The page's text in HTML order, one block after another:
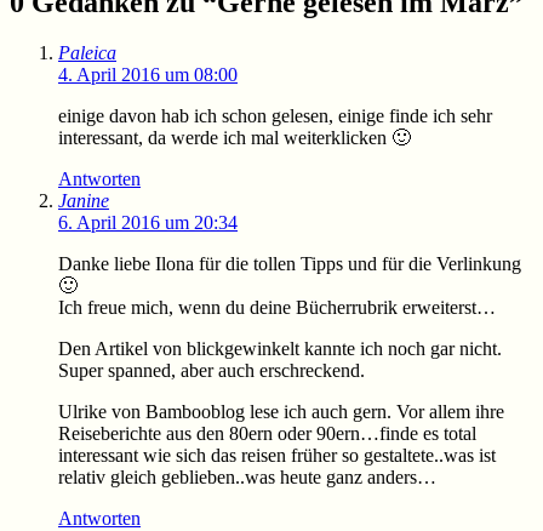
Paleica
4. April 2016 um 08:00
einige davon hab ich schon gelesen, einige finde ich sehr
interessant, da werde ich mal weiterklicken 🙂
Antworten
Janine
6. April 2016 um 20:34
Danke liebe Ilona für die tollen Tipps und für die Verlinkung
🙂
Ich freue mich, wenn du deine Bücherrubrik erweiterst…
Den Artikel von blickgewinkelt kannte ich noch gar nicht.
Super spanned, aber auch erschreckend.
Ulrike von Bambooblog lese ich auch gern. Vor allem ihre
Reiseberichte aus den 80ern oder 90ern…finde es total
interessant wie sich das reisen früher so gestaltete..was ist
relativ gleich geblieben..was heute ganz anders…
Antworten